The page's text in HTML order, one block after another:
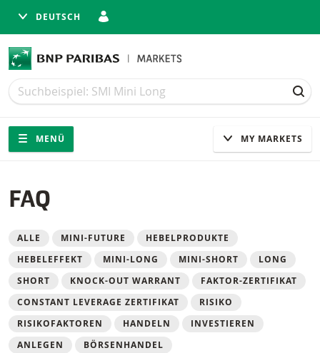
DEUTSCH
Suche
Suche
Navigation
Seitennavigation
MENÜ MY MARKETS
FAQ
Filter
ALLE MINI-FUTURE
HEBELPRODUKTE
HEBELEFFEKT
MINI-LONG MINI-SHORT
LONG
SHORT
KNOCK-OUT WARRANT
FAKTOR-ZERTIFIKAT
CONSTANT LEVERAGE ZERTIFIKAT
RISIKO
RISIKOFAKTOREN
HANDELN
INVESTIEREN
ANLEGEN
BÖRSENHANDEL